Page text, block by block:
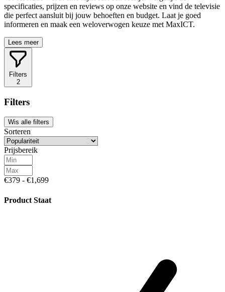
specificaties, prijzen en reviews op onze website en vind de televisie
die perfect aansluit bij jouw behoeften en budget. Laat je goed
informeren en maak een weloverwogen keuze met MaxICT.
Lees meer
Filters
2
Filters
Wis alle filters
Sorteren
Prijsbereik
€379 - €1,699
Product Staat